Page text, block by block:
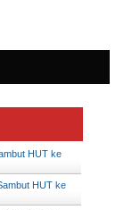
HUT ke
HUT ke